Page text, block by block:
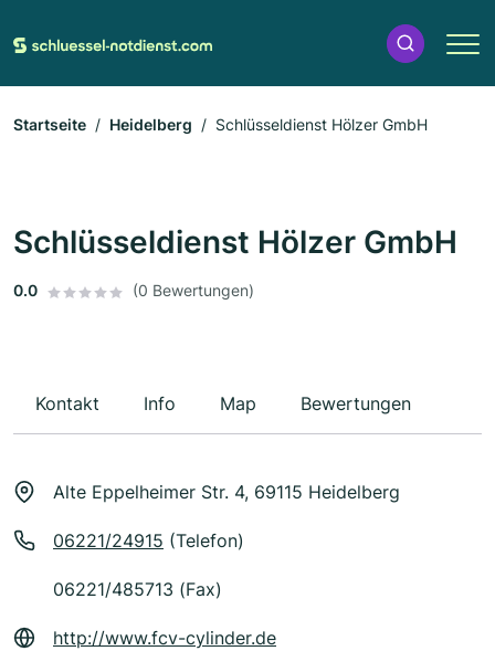
Startseite Heidelberg Schlüsseldienst Hölzer GmbH
Schlüsseldienst Hölzer GmbH
0.0 (0 Bewertungen)
Kontakt Info Map Bewertungen
Alte Eppelheimer Str. 4, 69115 Heidelberg
06221/24915 (Telefon)
06221/485713 (Fax)
http://www.fcv-cylinder.de